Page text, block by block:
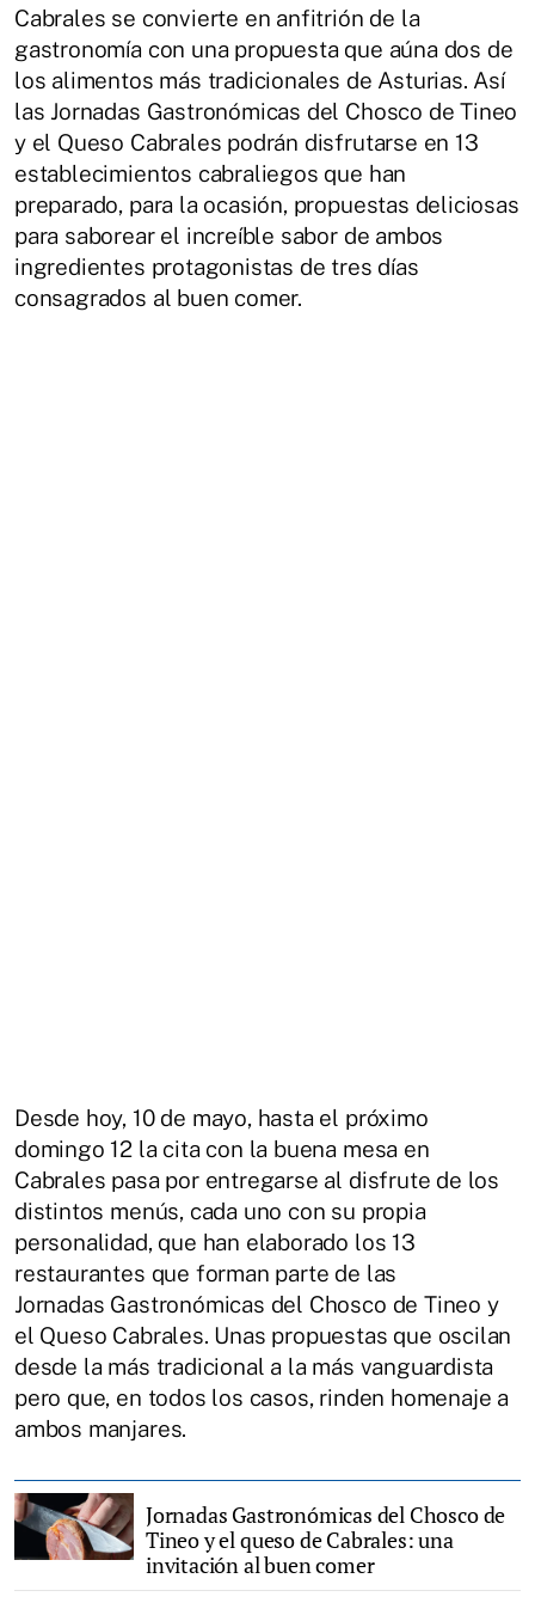
Cabrales se convierte en anfitrión de la
gastronomía con una propuesta que aúna dos de
los alimentos más tradicionales de Asturias. Así
las Jornadas Gastronómicas del Chosco de Tineo
y el Queso Cabrales podrán disfrutarse en 13
establecimientos cabraliegos que han
preparado, para la ocasión, propuestas deliciosas
para saborear el increíble sabor de ambos
ingredientes protagonistas de tres días
consagrados al buen comer.
Desde hoy, 10 de mayo, hasta el próximo
domingo 12 la cita con la buena mesa en
Cabrales pasa por entregarse al disfrute de los
distintos menús, cada uno con su propia
personalidad, que han elaborado los 13
restaurantes que forman parte de las
Jornadas Gastronómicas del Chosco de Tineo y
el Queso Cabrales. Unas propuestas que oscilan
desde la más tradicional a la más vanguardista
pero que, en todos los casos, rinden homenaje a
ambos manjares.
Jornadas Gastronómicas del Chosco de
Tineo y el queso de Cabrales: una
invitación al buen comer